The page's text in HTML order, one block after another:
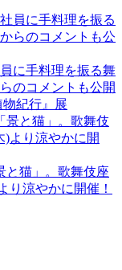
に手料理を振る舞
のコメントも公開
物紀行』展
と猫」。歌舞伎座
り涼やかに開催！